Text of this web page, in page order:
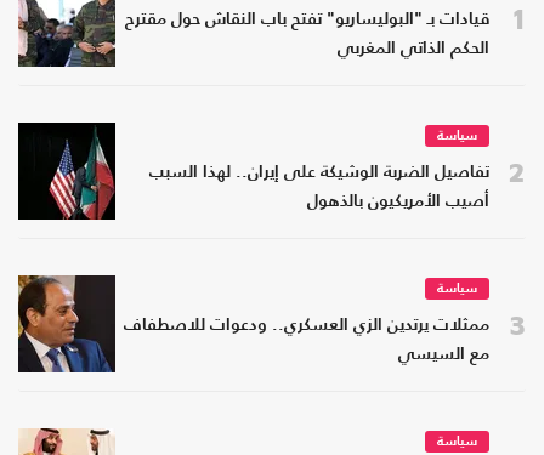
1
قيادات بـ "البوليساريو" تفتح باب النقاش حول مقترح
الحكم الذاتي المغربي
2
سياسة
تفاصيل الضربة الوشيكة على إيران.. لهذا السبب
أصيب الأمريكيون بالذهول
3
سياسة
ممثلات يرتدين الزي العسكري.. ودعوات للاصطفاف
مع السيسي
سياسة